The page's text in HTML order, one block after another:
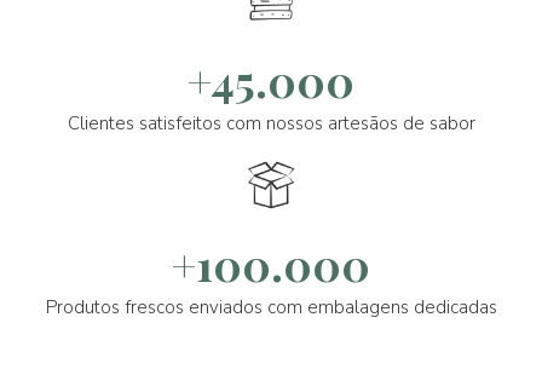
+45.000
Clientes satisfeitos com nossos artesãos de sabor
+100.000
Produtos frescos enviados com embalagens dedicadas